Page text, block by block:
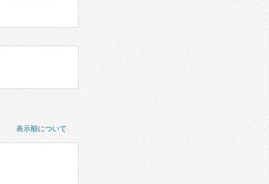
表示順について